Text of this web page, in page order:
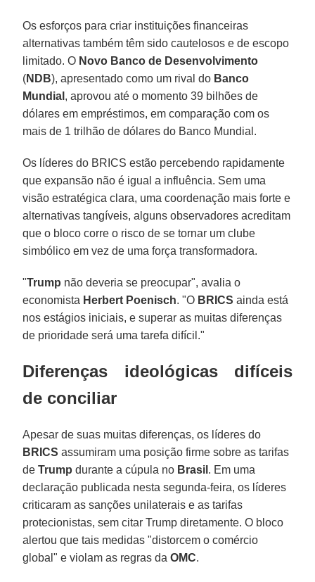
Os esforços para criar instituições financeiras
alternativas também têm sido cautelosos e de escopo
limitado. O Novo Banco de Desenvolvimento
(NDB), apresentado como um rival do Banco
Mundial , aprovou até o momento 39 bilhões de
dólares em empréstimos, em comparação com os
mais de 1 trilhão de dólares do Banco Mundial.
Os líderes do BRICS estão percebendo rapidamente
que expansão não é igual a influência. Sem uma
visão estratégica clara, uma coordenação mais forte e
alternativas tangíveis, alguns observadores acreditam
que o bloco corre o risco de se tornar um clube
simbólico em vez de uma força transformadora.
"Trump não deveria se preocupar", avalia o
economista Herbert Poenisch. "O BRICSainda está
nos estágios iniciais, e superar as muitas diferenças
de prioridade será uma tarefa difícil."
Diferenças ideológicas difíceis
de conciliar
Apesar de suas muitas diferenças, os líderes do
BRICS assumiram uma posição firme sobre as tarifas
deTrump durante a cúpula no Brasil . Em uma
declaração publicada nesta segunda-feira, os líderes
criticaram as sanções unilaterais e as tarifas
protecionistas, sem citar Trump diretamente. O bloco
alertou que tais medidas "distorcem o comércio
global" e violam as regras daOMC.